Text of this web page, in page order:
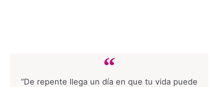
“De repente llega un día en que tu vida puede